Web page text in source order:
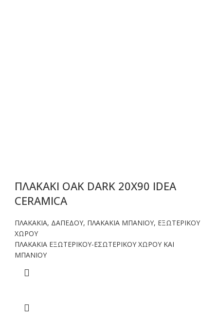
ΠΛΑΚΑΚΙ OAK DARK 20X90 IDEA
CERAMICA
ΠΛΑΚΑΚΙΑ, ΔΑΠΕΔΟΥ, ΠΛΑΚΑΚΙΑ ΜΠΑΝΙΟΥ, ΕΞΩΤΕΡΙΚΟΥ
ΧΩΡΟΥ
ΠΛΑΚΑΚΙΑ ΕΞΩΤΕΡΙΚΟΥ-ΕΣΩΤΕΡΙΚΟΥ ΧΩΡΟΥ ΚΑΙ
ΜΠΑΝΙΟΥ